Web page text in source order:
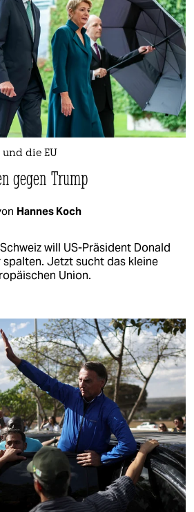
und die EU
gegen Trump
Hannes Koch
will US-Präsident Donald
Jetzt sucht das kleine
Union.